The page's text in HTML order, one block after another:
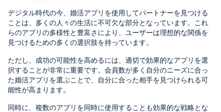
デジタル時代の今、婚活アプリを使用してパートナーを見つける
ことは、多くの人々の生活に不可欠な部分となっています。これ
らのアプリの多様性と豊富さにより、ユーザーは理想的な関係を
見つけるための多くの選択肢を持っています。
ただし、成功の可能性を高めるには、適切で効果的なアプリを選
択することが非常に重要です。会員数が多く自分のニーズに合っ
た婚活アプリを選ぶことで、自分に合った相手を見つけられる可
能性が高まります。
同時に、複数のアプリを同時に使用することも効果的な戦略とな